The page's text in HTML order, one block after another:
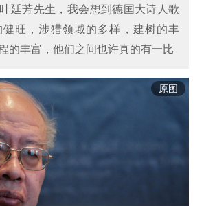
廷芳先生，我会想到德国大诗人歌
旺，涉猎领域的多样，建树的丰
的丰富，他们之间也许真的有一比
原图